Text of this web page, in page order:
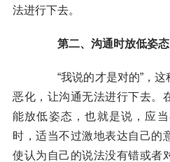
法进行下去。
第二、沟通时放低姿态
“我说的才是对的”，这
恶化，让沟通无法进行下去。
能放低姿态，也就是说，应
时，适当不过激地表达自己的
使认为自己的说法没有错或者